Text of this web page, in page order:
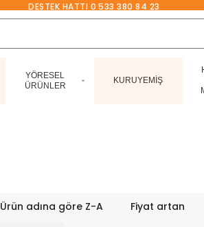
DESTEK HATTI 0 533 380 84 23
YÖRESEL
ÜRÜNLER
KURUYEMİŞ
Ürün adına göre Z-A Fiyat artan